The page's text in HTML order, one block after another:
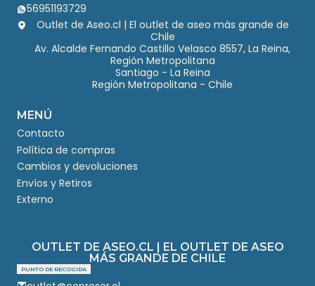
56951193729
Outlet de Aseo.cl | El outlet de aseo más grande de
Chile
Av. Alcalde Fernando Castillo Velasco 8557, La Reina,
Región Metropolitana
Santiago - La Reina
Región Metropolitana - Chile
MENÚ
Contacto
Política de compras
Cambios y devoluciones
Envíos y Retiros
Externo
OUTLET DE ASEO.CL | EL OUTLET DE ASEO
MÁS GRANDE DE CHILE
PUNTO DE RECOGIDA